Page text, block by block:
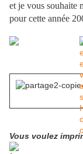
et je vous souhaite
pour cette année
Vous voulez